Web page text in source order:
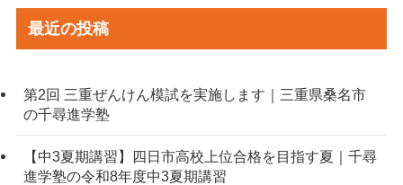
最近の投稿
第2回 三重ぜんけん模試を実施します｜三重県桑名市
の千尋進学塾
【中3夏期講習】四日市高校上位合格を目指す夏｜千尋
進学塾の令和8年度中3夏期講習